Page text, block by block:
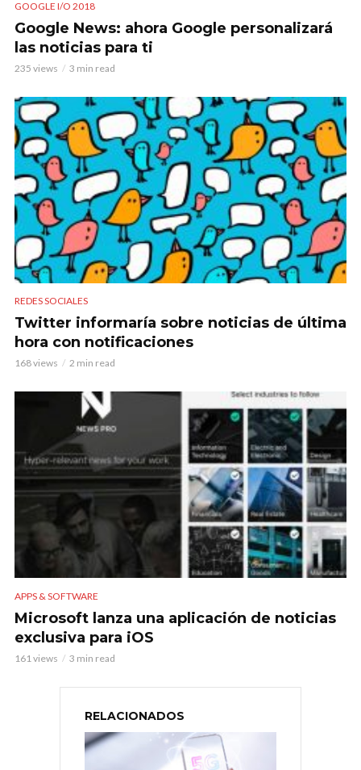
GOOGLE I/O 2018
Google News: ahora Google personalizará
las noticias para ti
235 views 3 min read
REDES SOCIALES
Twitter informaría sobre noticias de última
hora con notificaciones
168 views 2 min read
APPS & SOFTWARE
Microsoft lanza una aplicación de noticias
exclusiva para iOS
161 views 3 min read
RELACIONADOS